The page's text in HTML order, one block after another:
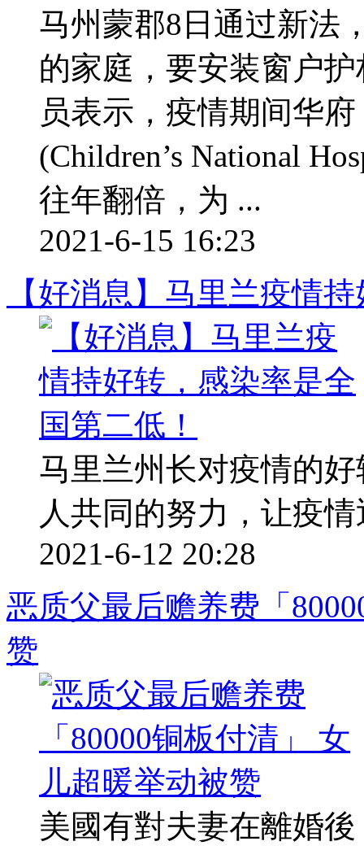
马州蒙郡8日通过新法
的家庭，要安装窗户
员表示，疫情期间华
(Children’s National
往年翻倍，为 ...
2021-6-15 16:23
【好消息】马里兰疫情
马里兰州长对疫情的
人共同的努力，让疫
2021-6-12 20:28
恶质父最后赡养费「
赞
美國有對夫妻在離婚